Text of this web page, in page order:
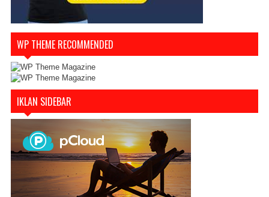
WP THEME RECOMMENDED
IKLAN SIDEBAR